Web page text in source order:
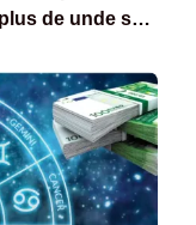
de unde se